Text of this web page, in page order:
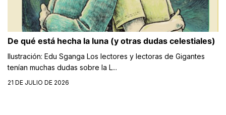
De qué está hecha la luna (y otras dudas celestiales)
Ilustración: Edu Sganga Los lectores y lectoras de Gigantes
tenían muchas dudas sobre la L...
21 DE JULIO DE 2026